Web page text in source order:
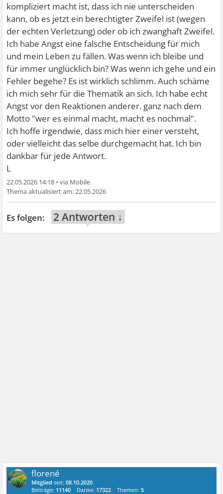
kompliziert macht ist, dass ich nie unterscheiden
kann, ob es jetzt ein berechtigter Zweifel ist (wegen
der echten Verletzung) oder ob ich zwanghaft Zweifel.
Ich habe Angst eine falsche Entscheidung für mich
und mein Leben zu fällen. Was wenn ich bleibe und
für immer unglücklich bin? Was wenn ich gehe und ein
Fehler begehe? Es ist wirklich schlimm. Auch schäme
ich mich sehr für die Thematik an sich. Ich habe echt
Angst vor den Reaktionen anderer. ganz nach dem
Motto "wer es einmal macht, macht es nochmal".
Ich hoffe irgendwie, dass mich hier einer versteht,
oder vielleicht das selbe durchgemacht hat. Ich bin
dankbar für jede Antwort.
L
22.05.2026 14:18 •
22.05.2026
2 Antworten ↓
florené
Mitglied seit:08.10.2020
Beiträge: 11140 Danke: 17322 Themen:5